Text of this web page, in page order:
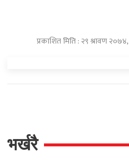
प्रकाशित मिति : २९ श्रावण
भर्खरै